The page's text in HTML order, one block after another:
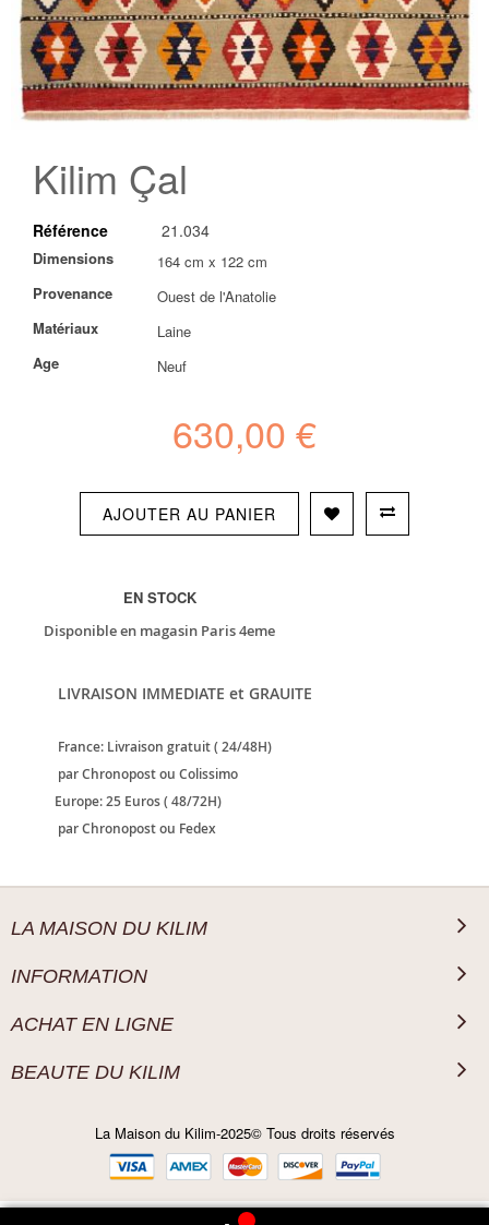
beginning
images
gallery
Kilim Çal
Référence 21.034
Plus
d’information
Dimensions
164 cm x 122 cm
Provenance
Ouest de l'Anatolie
Matériaux
Laine
Age
Neuf
630,00 €
AJOUTER AU PANIER
EN STOCK
Disponible en magasin Paris 4eme
LIVRAISON IMMEDIATE et GRAUITE
France: Livraison gratuit ( 24/48H)
par Chronopost ou Colissimo
Europe: 25 Euros ( 48/72H)
par Chronopost ou Fedex
LA MAISON DU KILIM
INFORMATION
ACHAT EN LIGNE
BEAUTE DU KILIM
La Maison du Kilim-2025© Tous droits réservés